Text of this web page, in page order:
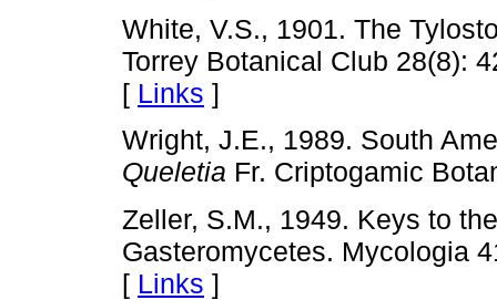
White, V.S., 1901. The
Torrey Botanical Club 28(8):
[ Links ]
Wright, J.E., 1989. South
Queletia Fr. Criptogamic
Zeller, S.M., 1949. Keys to
Gasteromycetes. Mycologia
[ Links ]